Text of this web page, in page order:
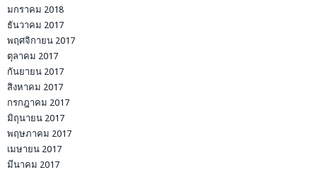
มกราคม 2018
ธันวาคม 2017
พฤศจิกายน 2017
ตุลาคม 2017
กันยายน 2017
สิงหาคม 2017
กรกฎาคม 2017
มิถุนายน 2017
พฤษภาคม 2017
เมษายน 2017
มีนาคม 2017